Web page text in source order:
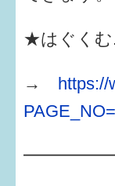
★はぐくむ
→ https://